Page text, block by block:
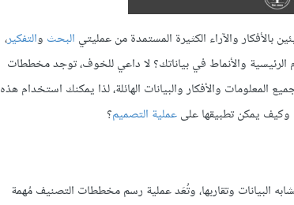
والآراء الكثيرة المستمدة من عمليتي البحث والتفكير،
والأنماط في بياناتك؟ لا داعي للخوف، توجد مخططات
المعلومات والأفكار والبيانات الهائلة، لذا يمكنك استخدام هذه
يمكن تطبيقها علىعملية التصميم؟
البيانات وتقاربها، وتُعَد عملية رسم مخططات التصنيف مُهمة